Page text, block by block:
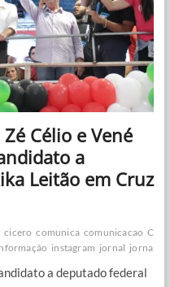
Célio e Vené
a
Leitão em Cruz
cicero comunica comunicacao
instagram jornal
a deputado federal